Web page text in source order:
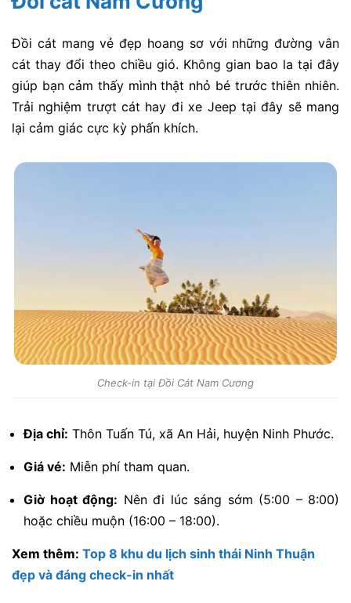
Đồi cát mang vẻ đẹp hoang sơ với những đường vân
cát thay đổi theo chiều gió. Không gian bao la tại đây
giúp bạn cảm thấy mình thật nhỏ bé trước thiên nhiên.
Trải nghiệm trượt cát hay đi xe Jeep tại đây sẽ mang
lại cảm giác cực kỳ phấn khích.
Check-in tại Đồi Cát Nam Cương
Địa chỉ: Thôn Tuấn Tú, xã An Hải, huyện Ninh Phước.
Giá vé: Miễn phí tham quan.
Giờ hoạt động: Nên đi lúc sáng sớm (5:00 – 8:00)
hoặc chiều muộn (16:00 – 18:00).
Xem thêm: Top 8 khu du lịch sinh thái Ninh Thuận
đẹp và đáng check-in nhất